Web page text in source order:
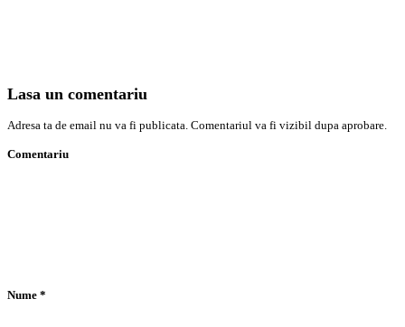
Lasa un comentariu
Adresa ta de email nu va fi publicata. Comentariul va fi vizibil dupa aprobare.
Comentariu
Nume *